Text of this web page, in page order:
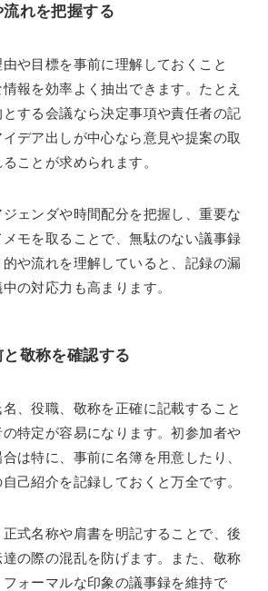
れを把握する
や目標を事前に理解しておくこと
報を効率よく抽出できます。たとえ
する会議なら決定事項や責任者の記
デア出しが中心なら意見や提案の取
ことが求められます。
ェンダや時間配分を把握し、重要な
モを取ることで、無駄のない議事録
や流れを理解していると、記録の漏
の対応力も高まります。
敬称を確認する
、役職、敬称を正確に記載すること
特定が容易になります。初参加者や
は特に、事前に名簿を用意したり、
己紹介を記録しておくと万全です。
式名称や肩書を明記することで、後
の際の混乱を防げます。また、敬称
ォーマルな印象の議事録を維持で